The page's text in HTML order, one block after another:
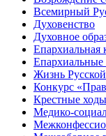
Всемирный
Духовенство
Духовное
Епархиальная
Жизнь
Конкурс
Крестные ходы
Медико-